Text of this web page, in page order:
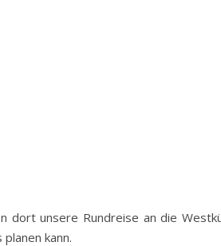
dort unsere Rundreise an die
kann.